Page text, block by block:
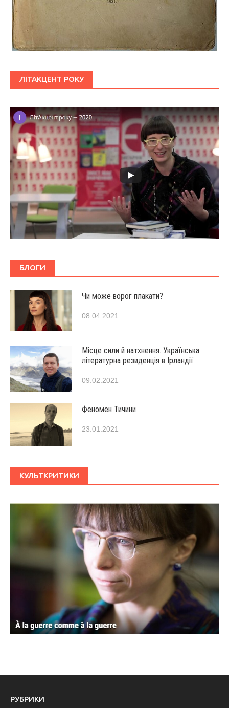
ЛІТАКЦЕНТ РОКУ
БЛОГИ
Чи може ворог плакати?
08.04.2021
Місце сили й натхнення. Українська
літературна резиденція в Ірландії
09.02.2021
Феномен Тичини
23.01.2021
КУЛЬТКРИТИКИ
РУБРИКИ